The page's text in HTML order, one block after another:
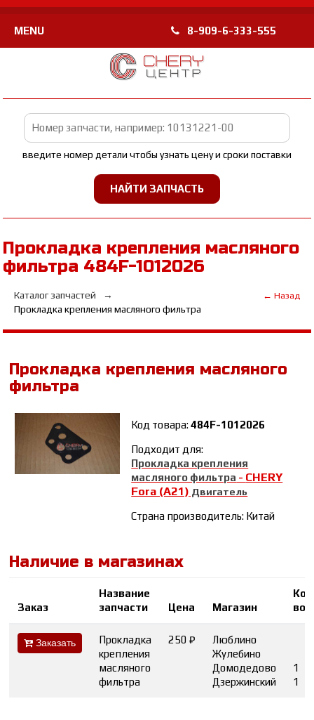
MENU 8-909-6-333-555
введите номер детали чтобы узнать цену и сроки поставки
Прокладка крепления масляного
фильтра 484F-1012026
Каталог запчастей
Прокладка крепления масляного фильтра
← Назад
Прокладка крепления масляного
фильтра
Код товара:484F-1012026
Подходит для:
Прокладка крепления
масляного фильтра - CHERY
Fora (A21) Двигатель
Страна производитель: Китай
Наличие в магазинах
Заказ
Название
запчасти
Цена Магазин
во
Заказать
Прокладка
крепления
масляного
фильтра
250 ₽
Люблино
Жулебино
Домодедово
Дзержинский
1
1